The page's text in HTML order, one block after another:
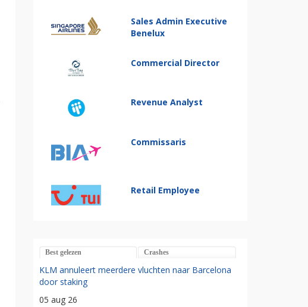
Sales Admin Executive
Benelux
Commercial Director
Revenue Analyst
Commissaris
Retail Employee
Best gelezen Crashes
KLM annuleert meerdere vluchten naar Barcelona
door staking
05 aug 26